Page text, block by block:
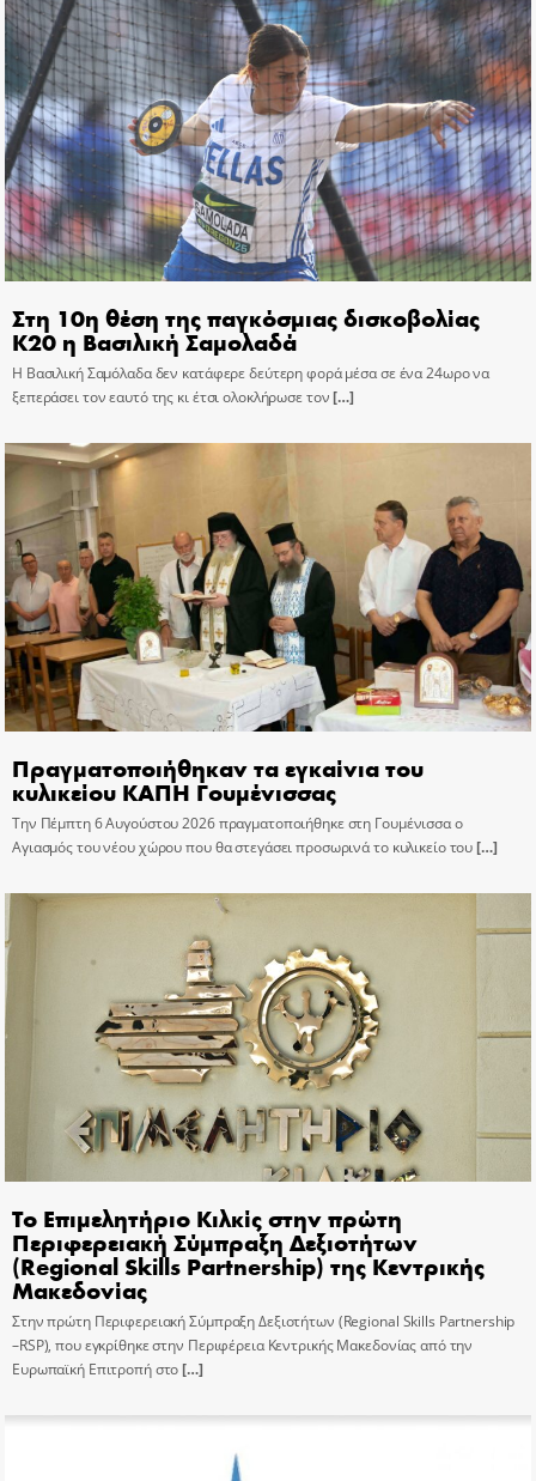
Στη 10η θέση της παγκόσμιας δισκοβολίας
Κ20 η Βασιλική Σαμολαδά
Η Βασιλική Σαμόλαδα δεν κατάφερε δεύτερη φορά μέσα σε ένα 24ωρο να
ξεπεράσει τον εαυτό της κι έτσι ολοκλήρωσε τον[…]
Πραγματοποιήθηκαν τα εγκαίνια του
κυλικείου ΚΑΠΗ Γουμένισσας
Την Πέμπτη 6 Αυγούστου 2026 πραγματοποιήθηκε στη Γουμένισσα ο
Αγιασμός του νέου χώρου που θα στεγάσει προσωρινά το κυλικείο του[…]
Το Επιμελητήριο Κιλκίς στην πρώτη
Περιφερειακή Σύμπραξη Δεξιοτήτων
(Regional Skills Partnership) της Κεντρικής
Μακεδονίας
Στην πρώτη Περιφερειακή Σύμπραξη Δεξιοτήτων (Regional Skills Partnership
–RSP), που εγκρίθηκε στην Περιφέρεια Κεντρικής Μακεδονίας από την
Ευρωπαϊκή Επιτροπή στο[…]